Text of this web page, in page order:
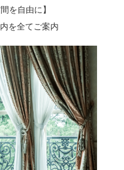
を自由に】
を全てご案内